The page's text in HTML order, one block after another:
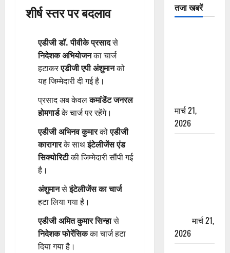
शीर्ष स्तर पर बदलाव
एडीजी डॉ. पीवीके प्रसादसे
निदेशक अभियोजनका चार्ज
हटाकरएडीजी एपी अंशुमानको
यह जिम्मेदारी दी गई है।
प्रसाद अब केवलकमांडेंट जनरल
होमगार्डके चार्ज पर रहेंगे।
एडीजी अभिनव कुमारकोएडीजी
कारागारके साथइंटेलीजेंस एंड
सिक्योरिटीकी जिम्मेदारी सौंपी गई
है।
अंशुमानसेइंटेलीजेंस का चार्ज
हटा लिया गया है।
एडीजी अमित कुमार सिन्हासे
निदेशक फोरेंसिकका चार्ज हटा
दिया गया है।
तजा खबरें
मार्च 21,
2026
मार्च 21,
2026